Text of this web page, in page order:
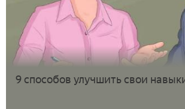
9 способов улучшить свои